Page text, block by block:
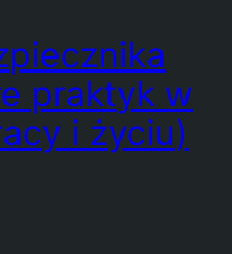
praktyk w
i życiu)